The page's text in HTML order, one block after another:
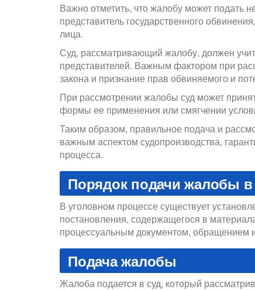
Важно отметить, что жалобу может подать
представитель государственного
лица.
Суд, рассматривающий жалобу, должен
представителей. Важным фактором при
закона и признание прав обвиняемого и
При рассмотрении жалобы суд может
формы ее применения или смягчении
Таким образом, правильное подача и
важным аспектом судопроизводства,
процесса.
Порядок подачи жалобы
В уголовном процессе существует
постановления, содержащегося в
процессуальным документом, обращением
Подача жалобы
Жалоба подается в суд, который